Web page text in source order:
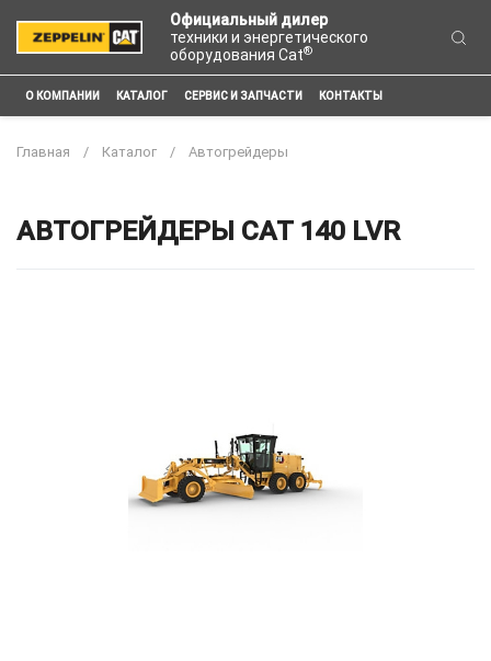
Официальный дилер
техники и энергетического
оборудования Cat®
О КОМПАНИИ КАТАЛОГ СЕРВИС И ЗАПЧАСТИ КОНТАКТЫ
Главная Каталог Автогрейдеры
АВТОГРЕЙДЕРЫ CAT 140 LVR